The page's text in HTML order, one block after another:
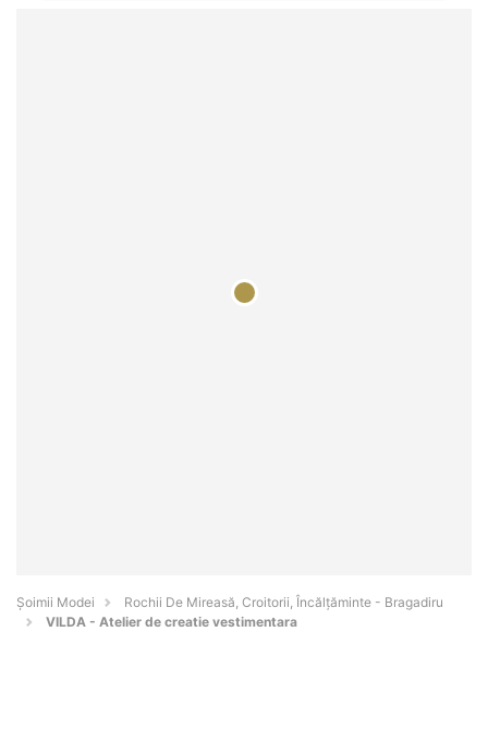
Șoimii Modei
Rochii De Mireasă, Croitorii, Încălțăminte - Bragadiru
VILDA - Atelier de creatie vestimentara